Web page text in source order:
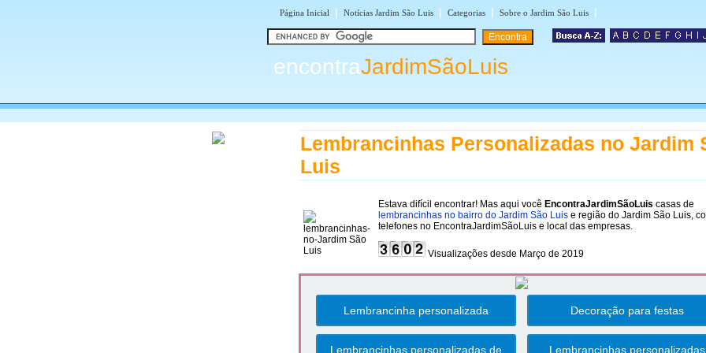
Página Inicial | Notícias Jardim São Luis | Categorias | Sobre o Jardim São Luis |
encontraJardimSãoLuis
Lembrancinhas Personalizadas no Jardim
Luis
Estava difícil encontrar! Mas aqui você EncontraJardimSãoLuis casas de
lembrancinhas no bairro do Jardim São Luis e região do Jardim São Luis,
telefones no EncontraJardimSãoLuis e local das empresas.
Visualizações desde Março de 2019
Lembrancinha personalizada Decoração para festas
Lembrancinhas personalizadas de
Lembrancinhas personalizadas